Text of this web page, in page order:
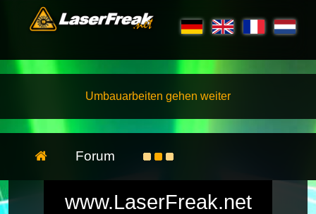
Umbauarbeiten gehen weiter
Forum
www.LaserFreak.net